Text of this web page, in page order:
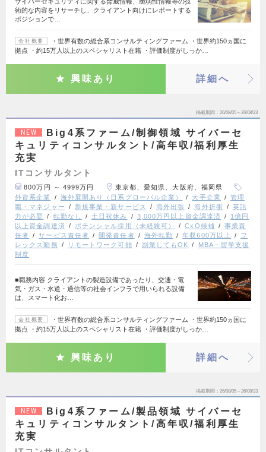
術的な内容をリサーチし、クライアント向けにレポートする
ポジションで…
会社概要
・世界有数の総合系コンサルティングファーム ・世界約150ヵ国に
拠点 ・約15万人以上のスペシャリスト在籍 ・評価制度がしっか…
興味あり 詳細へ
掲載期間 26/08/05～26/08/23
NEW
Big4系ファーム/制御領域 サイバーセ
キュリティコンサルタント/高年収/福利厚生
充実
ITコンサルタント
800万円 ～ 4999万円
東京都、愛知県、大阪府、福岡県
外資系企業
海外展開あり（日系グローバル企業） 大手企業
管理
職・マネジャー
新規事業・新サービス 海外出張 海外折衝
英語
力が必要
転勤なし 土日祝休み 3,000万円以上資金調達済
1億円
以上資金調達済
ポテンシャル採用（未経験可） CxO候補
事業責
任者
サービス責任者 開発責任者 海外転勤 年収600万以上
フ
レックス勤務
リモートワーク可能 副業してもOK
MBA・留学支援
制度
■職務内容 クライアントの製造設備であったり、交通・電
気・ガス・水道・通信等の社会インフラで用いられる設備
は、スマート化お…
会社概要
・世界有数の総合系コンサルティングファーム ・世界約150ヵ国に
拠点 ・約15万人以上のスペシャリスト在籍 ・評価制度がしっか…
興味あり 詳細へ
掲載期間 26/08/05～26/08/23
NEW
Big4系ファーム/製品領域 サイバーセ
キュリティコンサルタント/高年収/福利厚生
充実